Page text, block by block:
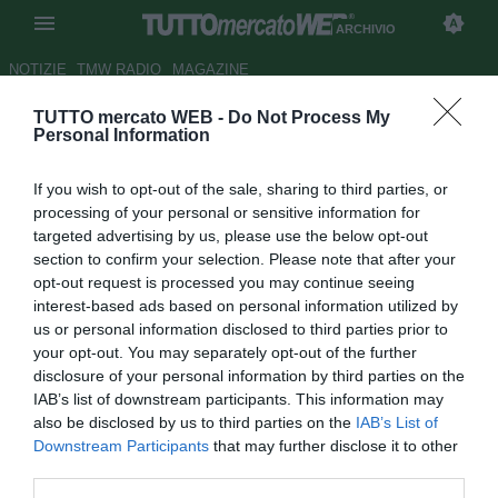
TUTTO mercato WEB - Do Not Process My
Personal Information
If you wish to opt-out of the sale, sharing to third parties, or
processing of your personal or sensitive information for
targeted advertising by us, please use the below opt-out
section to confirm your selection. Please note that after your
opt-out request is processed you may continue seeing
interest-based ads based on personal information utilized by
us or personal information disclosed to third parties prior to
your opt-out. You may separately opt-out of the further
disclosure of your personal information by third parties on the
IAB’s list of downstream participants. This information may
also be disclosed by us to third parties on the IAB’s List of
Downstream Participants that may further disclose it to other
ARCHIVIO
NOTIZIE TMW RADIO MAGAZINE
Recalcati: "Bianchi è uno
Autore Appi .
05.09.2008 09:36
vedi letture
La felicità, si può leggere nelle parole di Christian